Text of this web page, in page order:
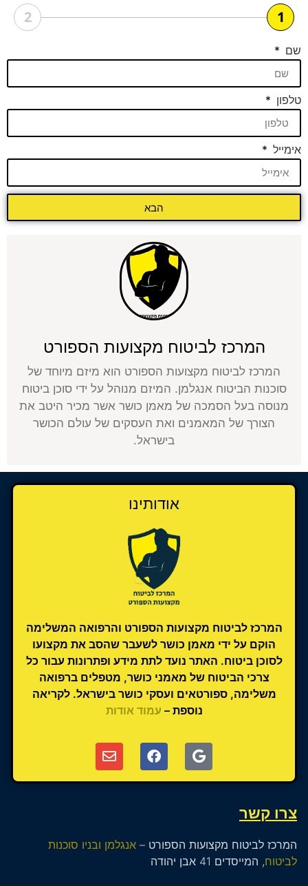
1
2
שם
טלפון
אימייל
הבא
המרכז לביטוח מקצועות הספורט
המרכז לביטוח מקצועות הספורט הוא מיזם מיוחד של
סוכנות הביטוח אנגלמן. המיזם מנוהל על ידי סוכן ביטוח
מנוסה בעל הסמכה של מאמן כושר אשר מכיר היטב את
הצורך של המאמנים ואת העסקים של עולם הכושר
בישראל.
אודותינו
המרכז לביטוח מקצועות הספורט והרפואה המשלימה
הוקם על ידי מאמן כושר לשעבר שהסב את מקצועו
לסוכן ביטוח. האתר נועד לתת מידע ופתרונות עבור כל
צרכי הביטוח של מאמני כושר, מטפלים ברפואה
משלימה, ספורטאים ועסקי כושר בישראל. לקריאה
נוספת – עמוד אודות
צרו קשר
המרכז לביטוח מקצועות הספורט – אנגלמן ובניו סוכנות
לביטוח, המייסדים 41 אבן יהודה